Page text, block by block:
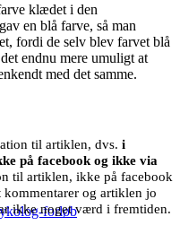
forløb
klædet i den
en blå farve, så man
fordi de selv blev farvet blå
endnu mere umuligt at
med det samme.
til artiklen, dvs. i
på facebook og ikke via
til artiklen, ikke på facebook
kommentarer og artiklen jo
ikke noget værd i fremtiden.